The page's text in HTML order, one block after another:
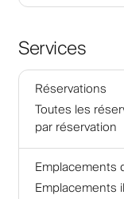
Services
Réservations
Toutes les
par réservation
Emplacements
Emplacements